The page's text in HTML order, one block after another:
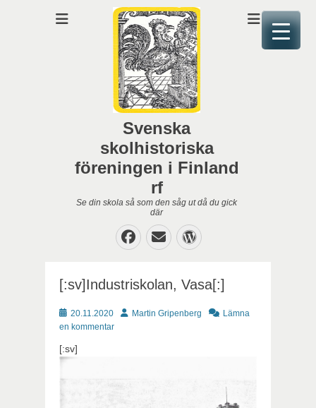
Svenska
skolhistoriska
föreningen i Finland
rf
Se din skola så som den såg ut då du gick
där
Facebook
E-
post
WordPress
[:sv]Industriskolan, Vasa[:]
Publicerat
20.11.2020 Författare
Martin Gripenberg
Lämna
en kommentar
[:sv]